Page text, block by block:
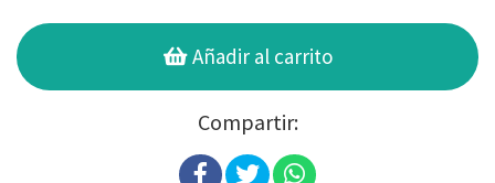
Añadir al carrito
Compartir: